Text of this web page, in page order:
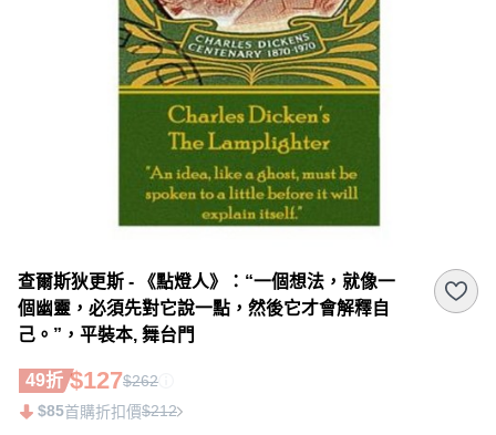
查爾斯狄更斯 - 《點燈人》：“一個想法，就像一
個幽靈，必須先對它說一點，然後它才會解釋自
己。”，平裝本, 舞台門
49折 $127$262
$85首購折扣價$212